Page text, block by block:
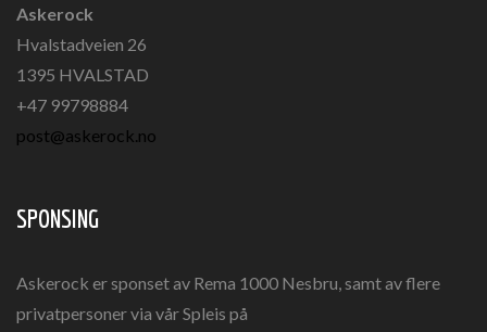
Askerock
Hvalstadveien 26
1395 HVALSTAD
+47 99798884
post@askerock.no
SPONSING
Askerock er sponset av Rema 1000 Nesbru, samt av flere
privatpersoner via vår Spleis på